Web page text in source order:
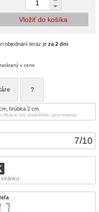
7/10
stránku
Vložiť do košíka
objednaní teraz je za 2 dni
v cene
?
hrúbka 2 cm.
bez predošlého upozornenia)